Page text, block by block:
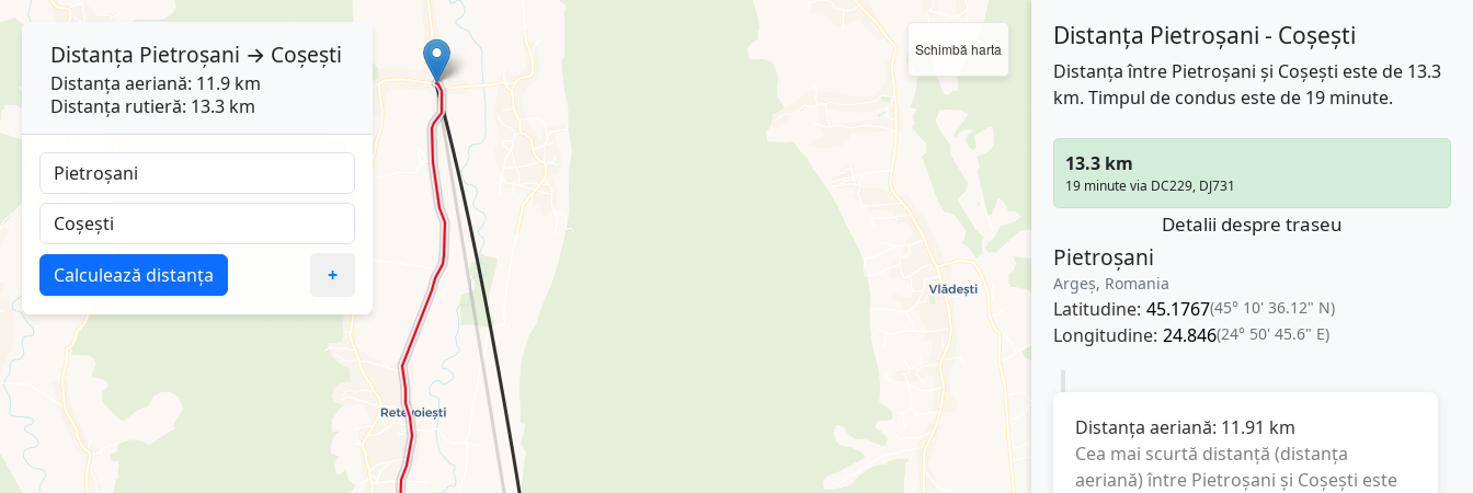
Schimbă harta Distanța Pietroșani - Coșești
Distanța între Pietroșani și Coșești este de 13.3
km. Timpul de condus este de 19 minute.
13.3 km
19 minute via DC229, DJ731
Detalii despre traseu
Pietroșani
Argeș, Romania
Latitudine: 45.1767(45° 10' 36.12" N)
Longitudine: 24.846(24° 50' 45.6" E)
Distanța aeriană: 11.91 km
Cea mai scurtă distanță (distanța
aeriană) între Pietroșani și Coșești este
Distanța Pietroșani → Coșești
Distanța aeriană: 11.9 km
Distanța rutieră: 13.3 km
Calculează distanța +